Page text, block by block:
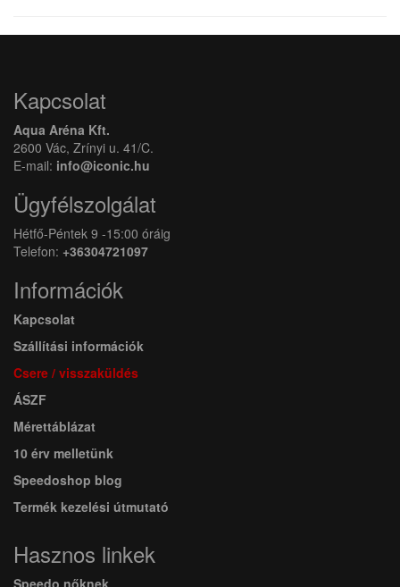
Kapcsolat
Aqua Aréna Kft.
2600 Vác, Zrínyi u. 41/C.
E-mail: info@iconic.hu
Ügyfélszolgálat
Hétfő-Péntek 9 -15:00 óráig
Telefon: +36304721097
Információk
Kapcsolat
Szállítási információk
Csere / visszaküldés
ÁSZF
Mérettáblázat
10 érv melletünk
Speedoshop blog
Termék kezelési útmutató
Hasznos linkek